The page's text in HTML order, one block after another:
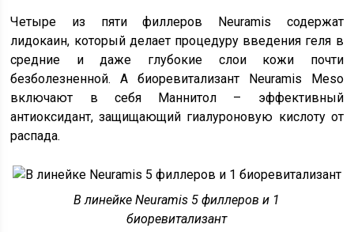
Четыре из пяти филлеров Neuramis содержат
лидокаин, который делает процедуру введения геля в
средние и даже глубокие слои кожи почти
безболезненной. А биоревитализант Neuramis Meso
включают в себя Маннитол – эффективный
антиоксидант, защищающий гиалуроновую кислоту от
распада.
В линейке Neuramis 5 филлеров и 1
биоревитализант